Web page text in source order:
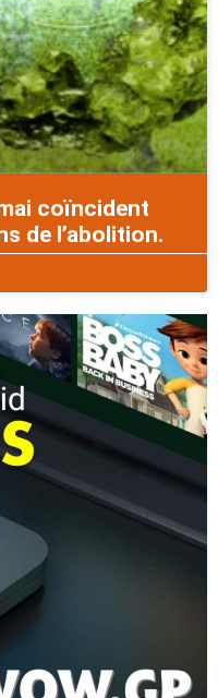
coïncident
de l’abolition.